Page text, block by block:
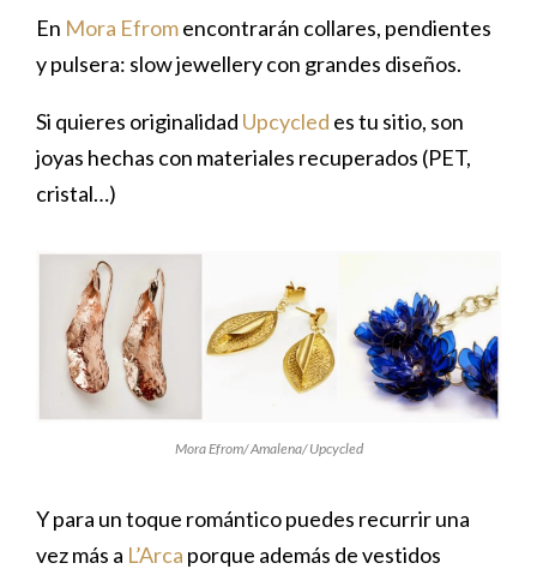
En Mora Efromencontrarán collares, pendientes
y pulsera: slow jewellery con grandes diseños.
Si quieres originalidad Upcycled es tu sitio, son
joyas hechas con materiales recuperados (PET,
cristal…)
Mora Efrom/ Amalena/ Upcycled
Y para un toque romántico puedes recurrir una
vez más a L’Arca porque además de vestidos